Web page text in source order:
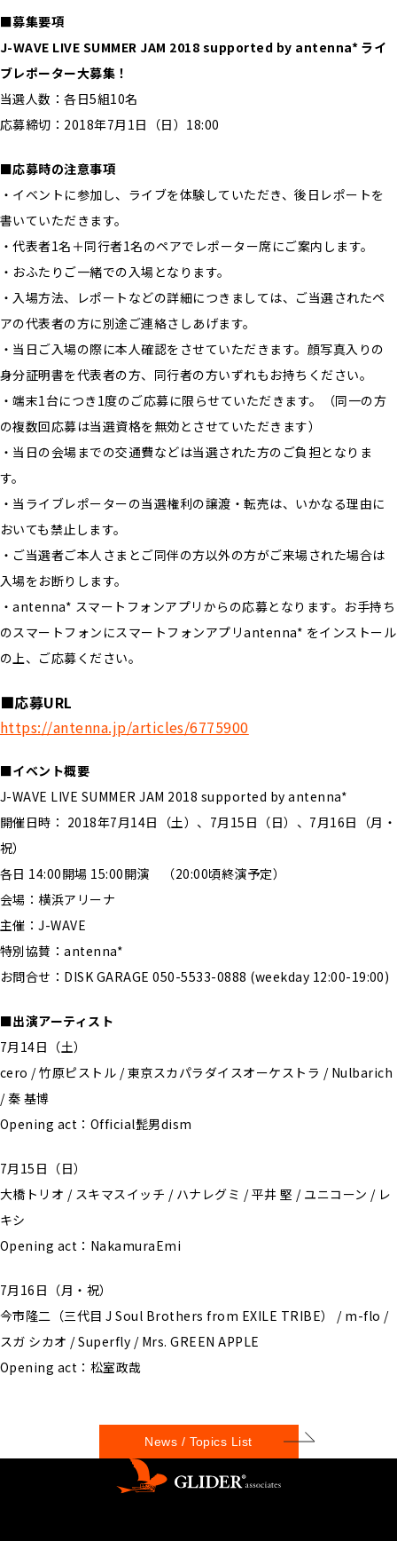
■募集要項
J-WAVE LIVE SUMMER JAM 2018 supported by antenna* ライ
ブレポーター大募集！
当選人数：各日5組10名
応募締切：2018年7月1日（日）18:00
■応募時の注意事項
・イベントに参加し、ライブを体験していただき、後日レポートを
書いていただきます。
・代表者1名＋同行者1名のペアでレポーター席にご案内します。
・おふたりご一緒での入場となります。
・入場方法、レポートなどの詳細につきましては、ご当選されたペ
アの代表者の方に別途ご連絡さしあげます。
・当日ご入場の際に本人確認をさせていただきます。顔写真入りの
身分証明書を代表者の方、同行者の方いずれもお持ちください。
・端末1台につき1度のご応募に限らせていただきます。（同一の方
の複数回応募は当選資格を無効とさせていただきます）
・当日の会場までの交通費などは当選された方のご負担となりま
す。
・当ライブレポーターの当選権利の譲渡・転売は、いかなる理由に
おいても禁止します。
・ご当選者ご本人さまとご同伴の方以外の方がご来場された場合は
入場をお断りします。
・antenna* スマートフォンアプリからの応募となります。お手持ち
のスマートフォンにスマートフォンアプリantenna* をインストール
の上、ご応募ください。
■応募URL
https://antenna.jp/articles/6775900
■イベント概要
J-WAVE LIVE SUMMER JAM 2018 supported by antenna*
開催日時： 2018年7月14日（土）、7月15日（日）、7月16日（月・
祝）
各日 14:00開場 15:00開演 （20:00頃終演予定）
会場：横浜アリーナ
主催：J-WAVE
特別協賛：antenna*
お問合せ：DISK GARAGE 050-5533-0888 (weekday 12:00-19:00)
■出演アーティスト
7月14日（土）
cero / 竹原ピストル / 東京スカパラダイスオーケストラ / Nulbarich
/ 秦 基博
Opening act：Official髭男dism
7月15日（日）
大橋トリオ / スキマスイッチ / ハナレグミ / 平井 堅 / ユニコーン / レ
キシ
Opening act：NakamuraEmi
7月16日（月・祝）
今市隆二（三代目 J Soul Brothers from EXILE TRIBE） / m-flo /
スガ シカオ / Superfly / Mrs. GREEN APPLE
Opening act：松室政哉
News / Topics List